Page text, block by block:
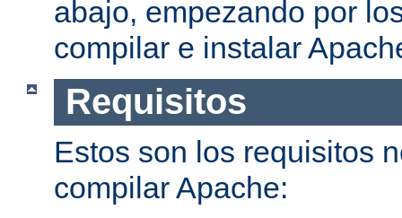
abajo, empezando por
compilar e instalar
Requisitos
Estos son los requisitos
compilar Apache: